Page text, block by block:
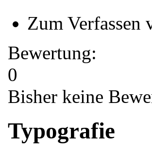
Zum
Bewertung:
0
Bisher keine
Typografie